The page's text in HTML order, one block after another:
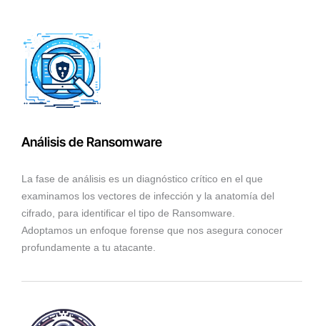
Análisis de Ransomware
La fase de análisis es un diagnóstico crítico en el que
examinamos los vectores de infección y la anatomía del
cifrado, para identificar el tipo de Ransomware.
Adoptamos un enfoque forense que nos asegura conocer
profundamente a tu atacante.